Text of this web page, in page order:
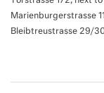
Marienburgerstrasse
Bleibtreustrasse 29/